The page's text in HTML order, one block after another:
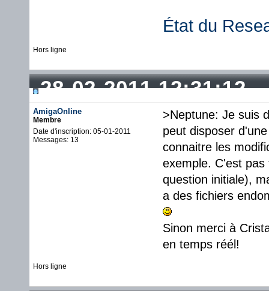
État du
Hors ligne
28-02-2011 12:31:12
AmigaOnline
Membre
Date d'inscription: 05-01-2011
Messages: 13
>Neptune: Je suis
peut disposer
connaitre les
exemple. C'est
question initiale),
a des fichiers
Sinon merci à
en temps réél!
Hors ligne